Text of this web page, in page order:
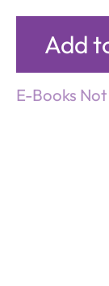
Add
E-Books